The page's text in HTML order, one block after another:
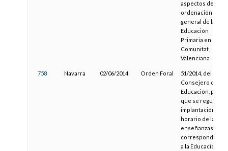
aspectos de la
ordenación
general de la
Educación
Primaria en la
Comunitat
Valenciana
758 Navarra 02/06/2014 Orden Foral
51/2014, del
Consejero de
Educación, por la
que se regulan la
implantación y el
horario de las
enseñanzas
a la Educación